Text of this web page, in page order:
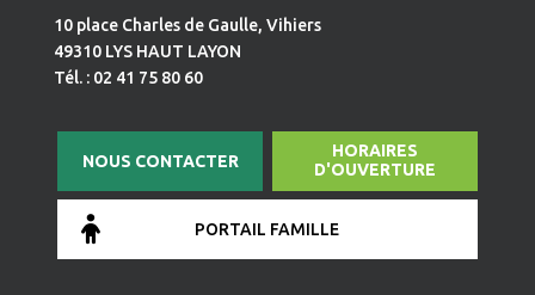
10 place Charles de Gaulle, Vihiers
49310 LYS HAUT LAYON
Tél. : 02 41 75 80 60
NOUS CONTACTER
HORAIRES
D'OUVERTURE
PORTAIL FAMILLE